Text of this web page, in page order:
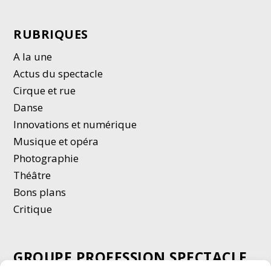
RUBRIQUES
A la une
Actus du spectacle
Cirque et rue
Danse
Innovations et numérique
Musique et opéra
Photographie
Théâtre
Bons plans
Critique
GROUPE PROFESSION SPECTACLE